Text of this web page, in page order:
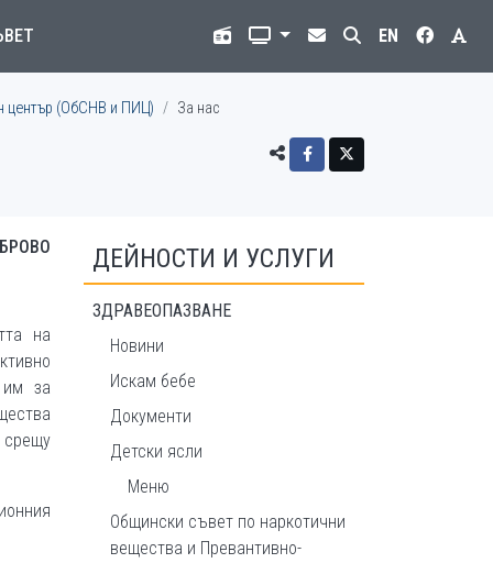
EN
център (ОбСНВ и ПИЦ) За нас
на
им за
ДЕЙНОСТИ И УСЛУГИ
ЗДРАВЕОПАЗВАНЕ
Новини
Искам бебе
Документи
Детски ясли
Меню
Общински съвет по наркотични
вещества и Превантивно-